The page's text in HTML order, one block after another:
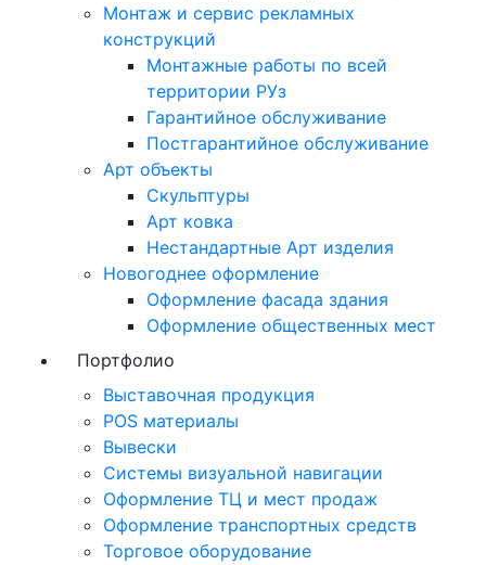
Монтаж и сервис рекламных
конструкций
Монтажные работы по всей
территории РУз
Гарантийное обслуживание
Постгарантийное обслуживание
Арт объекты
Скульптуры
Арт ковка
Нестандартные Арт изделия
Новогоднее оформление
Оформление фасада здания
Оформление общественных мест
Портфолио
Выставочная продукция
POS материалы
Вывески
Системы визуальной навигации
Оформление ТЦ и мест продаж
Оформление транспортных средств
Торговое оборудование